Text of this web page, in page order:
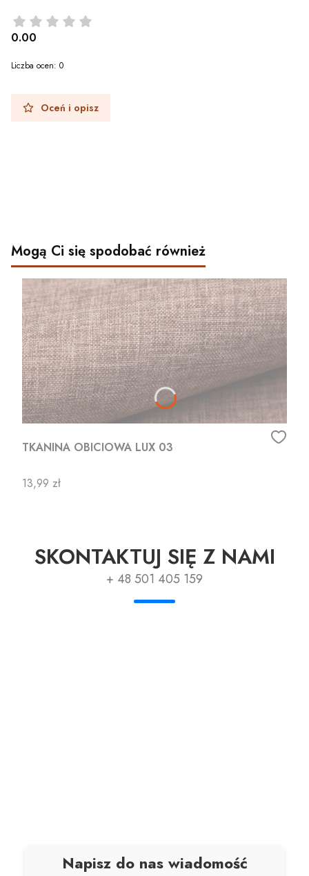
0.00
Liczba ocen: 0
Oceń i opisz
Mogą Ci się spodobać również
TKANINA OBICIOWA LUX 03
Cena
13,99 zł
SKONTAKTUJ SIĘ Z NAMI
+ 48 501 405 159
Napisz do nas wiadomość